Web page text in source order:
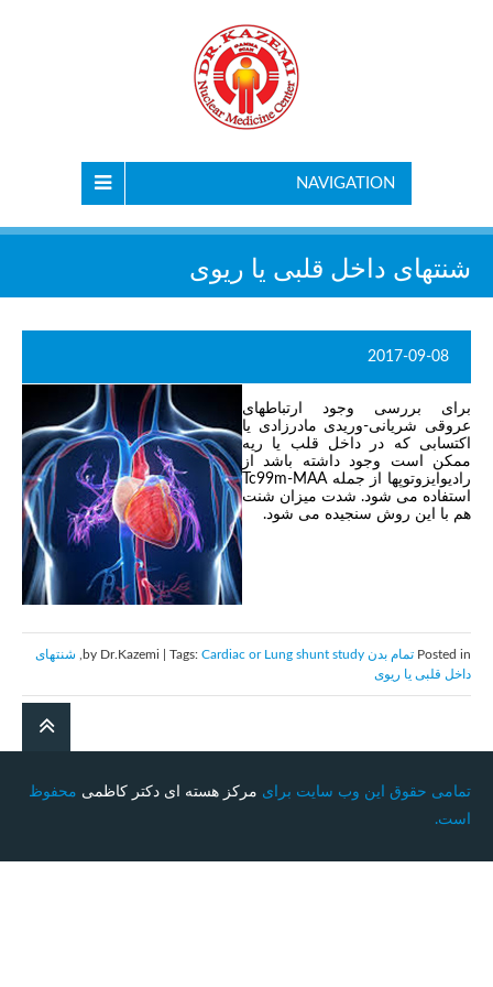
NAVIGATION
شنتهای داخل قلبی یا ریوی
2017-09-08
برای بررسی وجود ارتباطهای
عروقی شریانی-وریدی مادرزادی یا
اکتسابی که در داخل قلب یا ریه
ممکن است وجود داشته باشد از
رادیوایزوتوپها از جمله Tc99m-MAA
استفاده می شود. شدت میزان شنت
هم با این روش سنجیده می شود.
Posted in تمام بدن Cardiac or Lung shunt study
شنتهای
داخل قلبی یا ریوی
تمامی حقوق این وب سایت برای مرکز هسته ای دکتر کاظمی محفوظ
است.